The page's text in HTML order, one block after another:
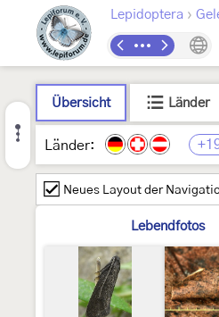
Lepidoptera ›
Übersicht Länder
Länder:
Neues Layout der
Lebendfotos